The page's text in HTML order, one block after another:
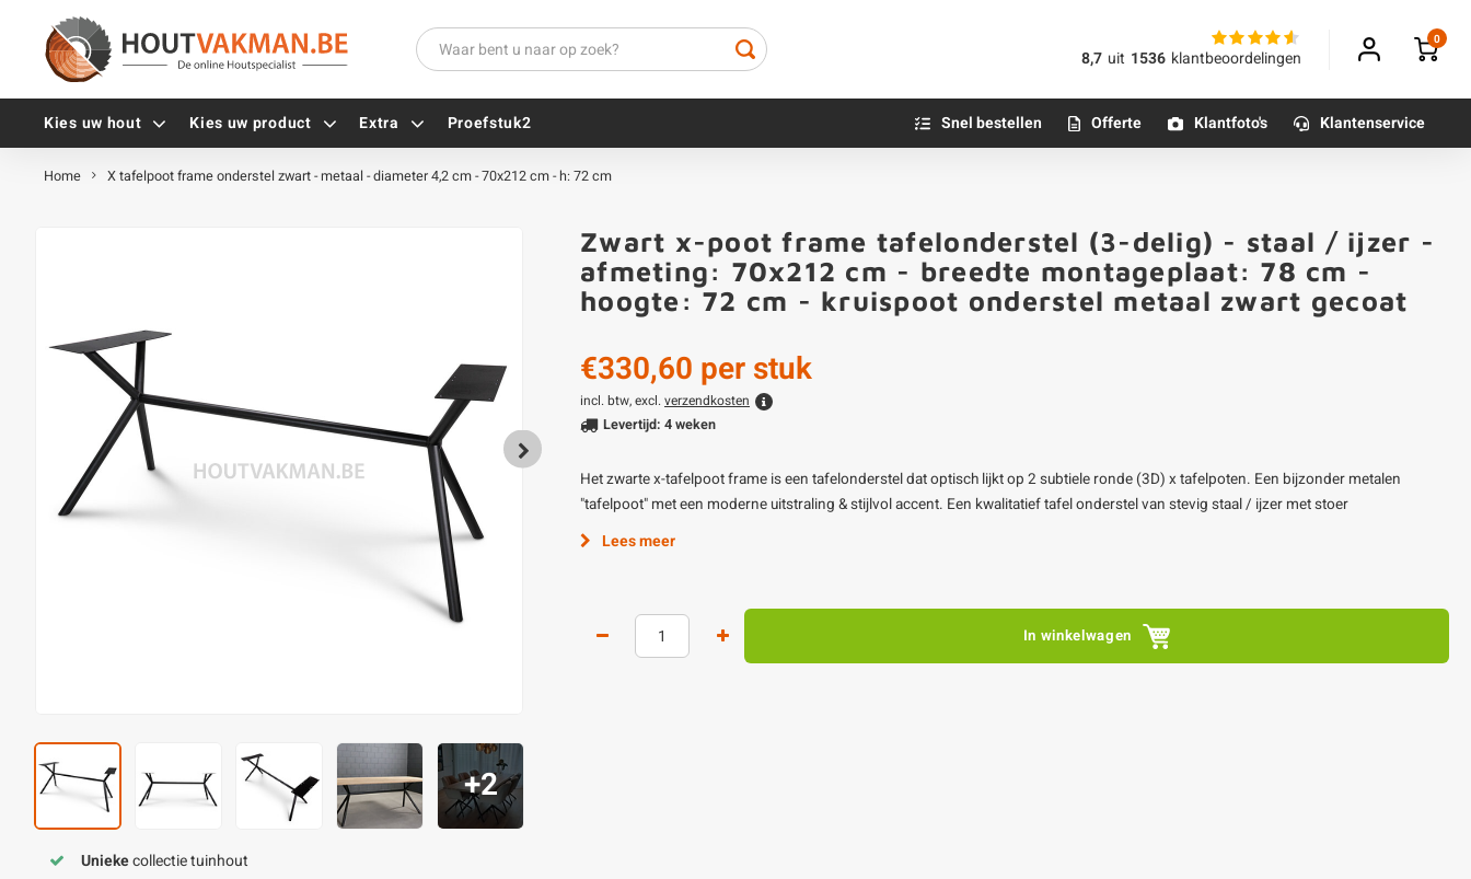
8,7 uit 1536 klantbeoordelingen
0
Kies uw hout Kies uw product Extra
Inox schroeven
Verzinkte schroeven
Zwarte schroeven
Alle vijzen
Verbindingsstukken
Houten pennen
Blauwsteen sokkels
Olie - voor buiten
Impregneer
Teer
Betonmortels
Alle poten & onderstellen
Proefstuk2 Snel bestellen Offerte Klantfoto's Klantenservice
Home X tafelpoot frame onderstel zwart - metaal - diameter 4,2 cm - 70x212 cm - h: 72 cm
+2
Uniekecollectie tuinhout
Zwart x-poot frame tafelonderstel (3-delig) - staal / ijzer -
afmeting: 70x212 cm - breedte montageplaat: 78 cm -
hoogte: 72 cm - kruispoot onderstel metaal zwart gecoat
€330,60 per stuk
incl. btw, excl. verzendkosten
Levertijd: 4 weken
Het zwarte x-tafelpoot frame is een tafelonderstel dat optisch lijkt op 2 subtiele ronde (3D) x tafelpoten. Een bijzonder metalen
"tafelpoot" met een moderne uitstraling & stijlvol accent. Een kwalitatief tafel onderstel van stevig staal / ijzer met stoer
Lees meer
In winkelwagen